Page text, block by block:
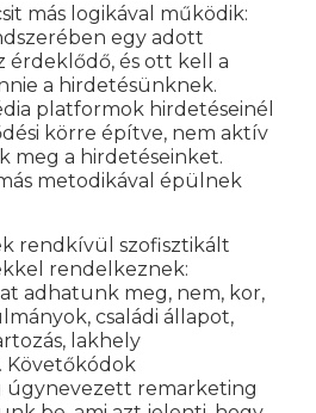
más logikával működik:
egy adott
érdeklődő, és ott kell a
a hirdetésünknek.
platformok hirdetéseinél
körre építve, nem aktív
meg a hirdetéseinket.
metodikával épülnek
rendkívül szofisztikált
rendelkeznek:
adhatunk meg, nem, kor,
családi állapot,
lakhely
Követőkódok
úgynevezett remarketing